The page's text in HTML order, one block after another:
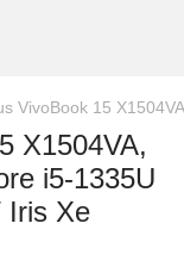
VivoBook 15
X1504VA,
i5-1335U
Iris Xe